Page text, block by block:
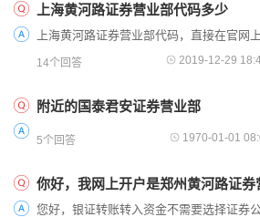
上海黄河路证券营业部代码多少
上海黄河路证券营业部代码，直接在官网
14个回答 2019-12-29
附近的国泰君安证券营业部
5个回答 1970-01-01
您好，银证转账转入资金不需要选择证券